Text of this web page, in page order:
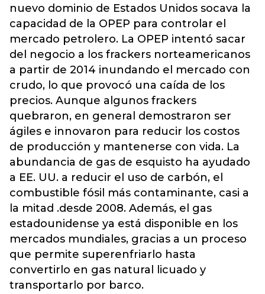
nuevo dominio de Estados Unidos socava la
capacidad de la OPEP para controlar el
mercado petrolero. La OPEP intentó sacar
del negocio a los frackers norteamericanos
a partir de 2014 inundando el mercado con
crudo, lo que provocó una caída de los
precios. Aunque algunos frackers
quebraron, en general demostraron ser
ágiles e innovaron para reducir los costos
de producción y mantenerse con vida. La
abundancia de gas de esquisto ha ayudado
a EE. UU. a reducir el uso de carbón, el
combustible fósil más contaminante, casi a
la mitad .desde 2008. Además, el gas
estadounidense ya está disponible en los
mercados mundiales, gracias a un proceso
que permite superenfriarlo hasta
convertirlo en gas natural licuado y
transportarlo por barco.